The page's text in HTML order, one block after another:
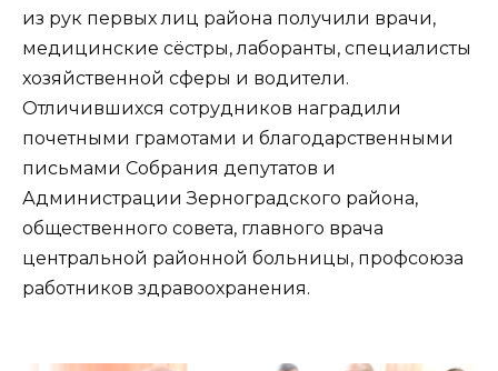
из рук первых лиц района получили врачи,
медицинские сёстры, лаборанты, специалисты
хозяйственной сферы и водители.
Отличившихся сотрудников наградили
почетными грамотами и благодарственными
письмами Собрания депутатов и
Администрации Зерноградского района,
общественного совета, главного врача
центральной районной больницы, профсоюза
работников здравоохранения.